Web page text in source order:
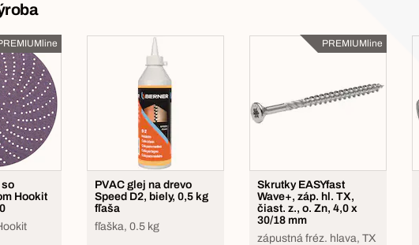
so
Hookit
PVAC glej na drevo
Speed D2, biely, 0,5 kg
fľaša
fľaška, 0.5 kg
PREMIUMline
Skrutky EASYfast
Wave+, záp. hl. TX,
čiast. z., o. Zn, 4,0 x
30/18 mm
zápustná fréz. hlava, TX